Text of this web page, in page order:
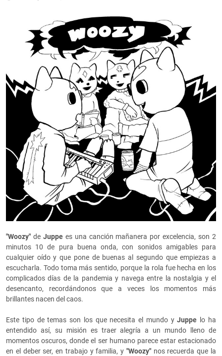
"Woozy" de Juppees una canción mañanera por excelencia, son 2
minutos 10 de pura buena onda, con sonidos amigables para
cualquier oído y que pone de buenas al segundo que empiezas a
escucharla. Todo toma más sentido, porque la rola fue hecha en los
complicados días de la pandemia y navega entre la nostalgia y el
desencanto, recordándonos que a veces los momentos más
brillantes nacen del caos.
Este tipo de temas son los que necesita el mundo yJuppe lo ha
entendido así, su misión es traer alegría a un mundo lleno de
momentos oscuros, donde el ser humano parece estar estacionado
en el deber ser, en trabajo y familia, y "Woozy"nos recuerda que la